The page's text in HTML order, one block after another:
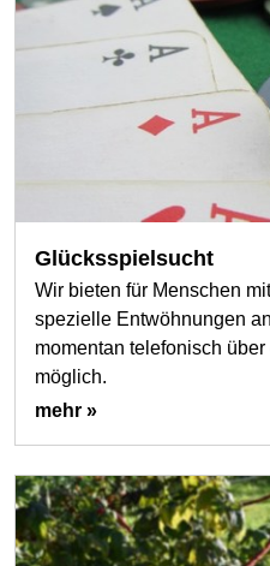
Glücksspielsucht
Wir bieten für Menschen
spezielle Entwöhnungen
momentan telefonisch
möglich.
mehr »